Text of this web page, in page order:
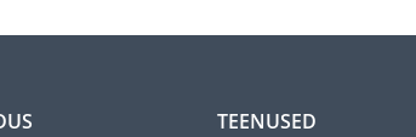
TEENUSED